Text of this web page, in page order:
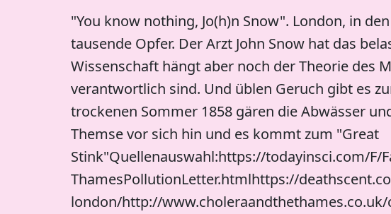
"You know nothing, Jo(h)n Snow". London, in
tausende Opfer. Der Arzt John Snow hat das
Wissenschaft hängt aber noch der Theorie des
verantwortlich sind. Und üblen Geruch gibt es
trockenen Sommer 1858 gären die Abwässer
Themse vor sich hin und es kommt zum "Great
Stink"Quellenauswahl:https://todayinsci.com/F/
ThamesPollutionLetter.htmlhttps://
london/http://